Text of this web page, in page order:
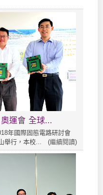
運會 全球...
年國際固態電路研討會
山舉行，本校... (繼續閱讀)